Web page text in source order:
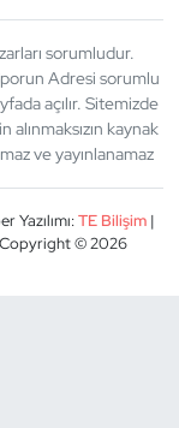
sorumludur.
Adresi sorumlu
açılır. Sitemizde
alınmaksızın kaynak
ve yayınlanamaz
Yazılımı:TE Bilişim|
Copyright © 2026